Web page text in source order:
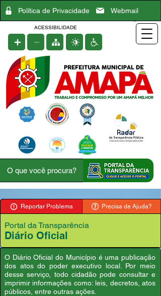
Política de Privacidade Webmail
ACESSIBILIDADE
Reportar Problema Precisa de Ajuda?
Portal da Transparência
Diário Oficial
O Diário Oficial do Município é uma publicação
dos atos do poder executivo local. Por meio
desse serviço, todo cidadão pode consultar e
imprimir informações como: leis, decretos, atos
públicos, entre outras ações.